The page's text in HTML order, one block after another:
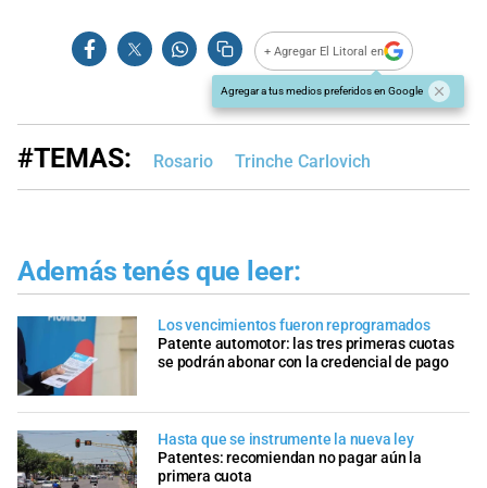
+ Agregar El Litoral en
Agregar a tus medios preferidos en Google
#TEMAS: Rosario Trinche Carlovich
Además tenés que leer:
Los vencimientos fueron reprogramados
Patente automotor: las tres primeras cuotas
se podrán abonar con la credencial de pago
Hasta que se instrumente la nueva ley
Patentes: recomiendan no pagar aún la
primera cuota